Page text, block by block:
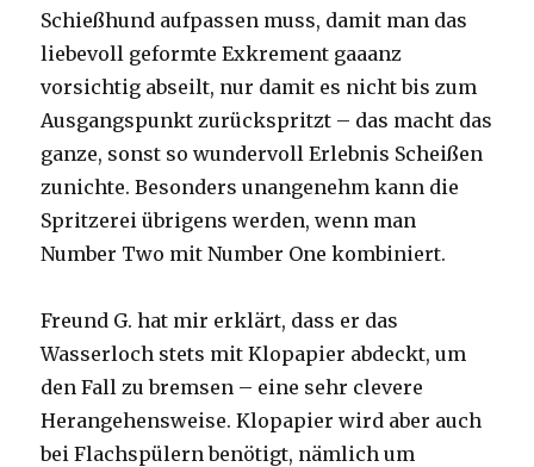
Schießhund aufpassen muss, damit man das
liebevoll geformte Exkrement gaaanz
vorsichtig abseilt, nur damit es nicht bis zum
Ausgangspunkt zurückspritzt – das macht das
ganze, sonst so wundervoll Erlebnis Scheißen
zunichte. Besonders unangenehm kann die
Spritzerei übrigens werden, wenn man
Number Two mit Number One kombiniert.
Freund G. hat mir erklärt, dass er das
Wasserloch stets mit Klopapier abdeckt, um
den Fall zu bremsen – eine sehr clevere
Herangehensweise. Klopapier wird aber auch
bei Flachspülern benötigt, nämlich um